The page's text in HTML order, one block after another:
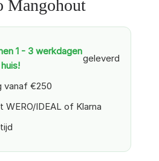
Mangohout
1 - 3 werkdagen
geleverd
vanaf €250
WERO/IDEAL of Klarna